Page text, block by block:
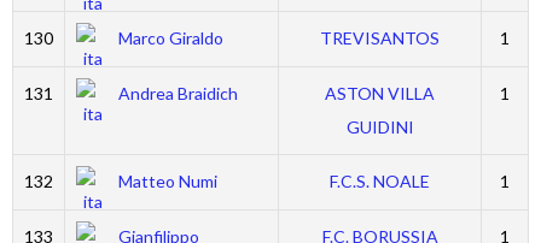
130 Marco Giraldo TREVISANTOS 1
131 Andrea Braidich
ASTON VILLA
GUIDINI
1
132 Matteo Numi F.C.S. NOALE 1
133
Gianfilippo
F.C. BORUSSIA
1